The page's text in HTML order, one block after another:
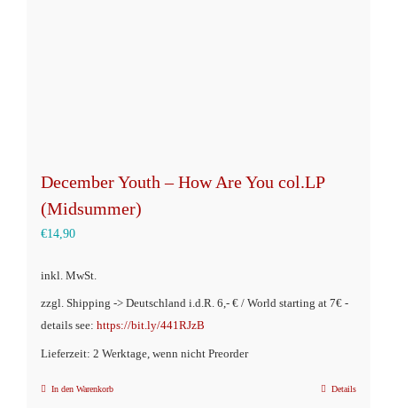
December Youth – How Are You col.LP
(Midsummer)
€14,90
inkl. MwSt.
zzgl. Shipping -> Deutschland i.d.R. 6,- € / World starting at 7€ -
details see: https://bit.ly/441RJzB
Lieferzeit: 2 Werktage, wenn nicht Preorder
In den Warenkorb Details